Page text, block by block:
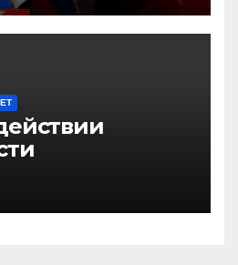
и
прав